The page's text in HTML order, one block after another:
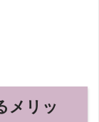
メリッ